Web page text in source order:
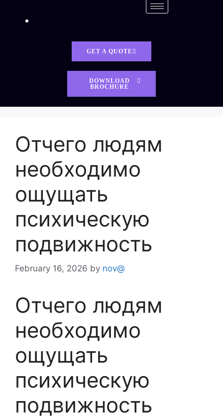
GET A QUOTE
DOWNLOAD
BROCHURE
Отчего людям
необходимо
ощущать
психическую
подвижность
February 16, 2026 by nov@
Отчего людям
необходимо
ощущать
психическую
подвижность